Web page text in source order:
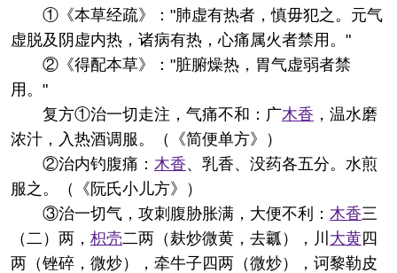
①《本草经疏》："肺虚有热者，慎毋犯之。元气
虚脱及阴虚内热，诸病有热，心痛属火者禁用。"
②《得配本草》："脏腑燥热，胃气虚弱者禁
用。"
复方①治一切走注，气痛不和：广木香 ，温水磨
浓汁，入热酒调服。（《简便单方》）
②治内钓腹痛： 木香、乳香、没药各五分。水煎
服之。（《阮氏小儿方》）
③治一切气，攻刺腹胁胀满，大便不利： 木香三
（二）两， 枳壳二两（麸炒微黄，去瓤），川 大黄四
两（锉碎，微炒），牵牛子四两（微炒），诃黎勒皮